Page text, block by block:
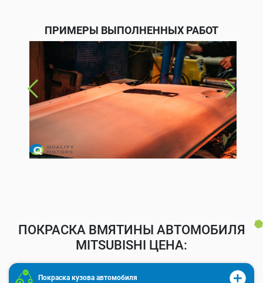
ПРИМЕРЫ ВЫПОЛНЕННЫХ РАБОТ
ПОКРАСКА ВМЯТИНЫ АВТОМОБИЛЯ
MITSUBISHI ЦЕНА:
Покраска кузова автомобиля